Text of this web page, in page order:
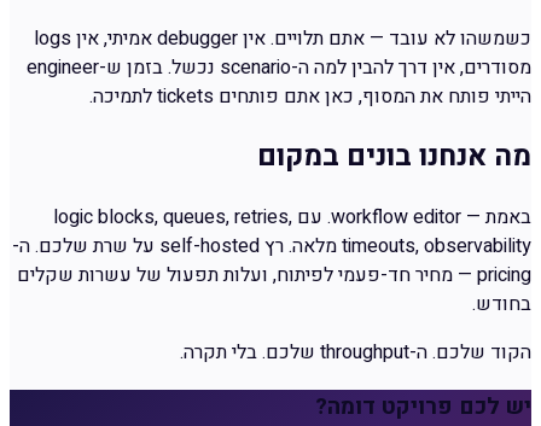
כשמשהו לא עובד — אתם תלויים. אין debugger אמיתי, אין logs
מסודרים, אין דרך להבין למה ה-scenario נכשל. בזמן ש-engineer
הייתי פותח את המסוף, כאן אתם פותחים tickets לתמיכה.
מה אנחנו בונים במקום
באמת — workflow editor. עם logic blocks, queues, retries,
timeouts, observability מלאה. רץ self-hosted על שרת שלכם. ה-
pricing — מחיר חד-פעמי לפיתוח, ועלות תפעול של עשרות שקלים
בחודש.
הקוד שלכם. ה-throughput שלכם. בלי תקרה.
יש לכם פרויקט דומה?